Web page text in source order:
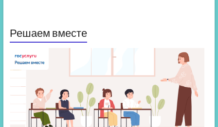
Решаем вместе